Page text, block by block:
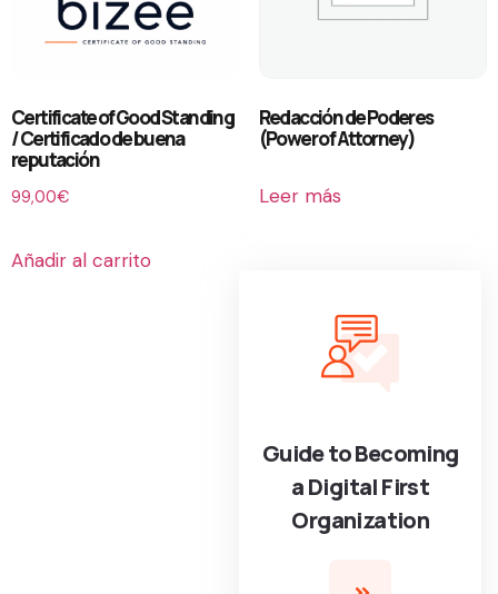
Certificate of Good Standing
/ Certificado de buena
reputación
99,00€
Añadir al carrito
Redacción de Poderes
(Power of Attorney)
Leer más
Guide to Becoming
a Digital First
Organization